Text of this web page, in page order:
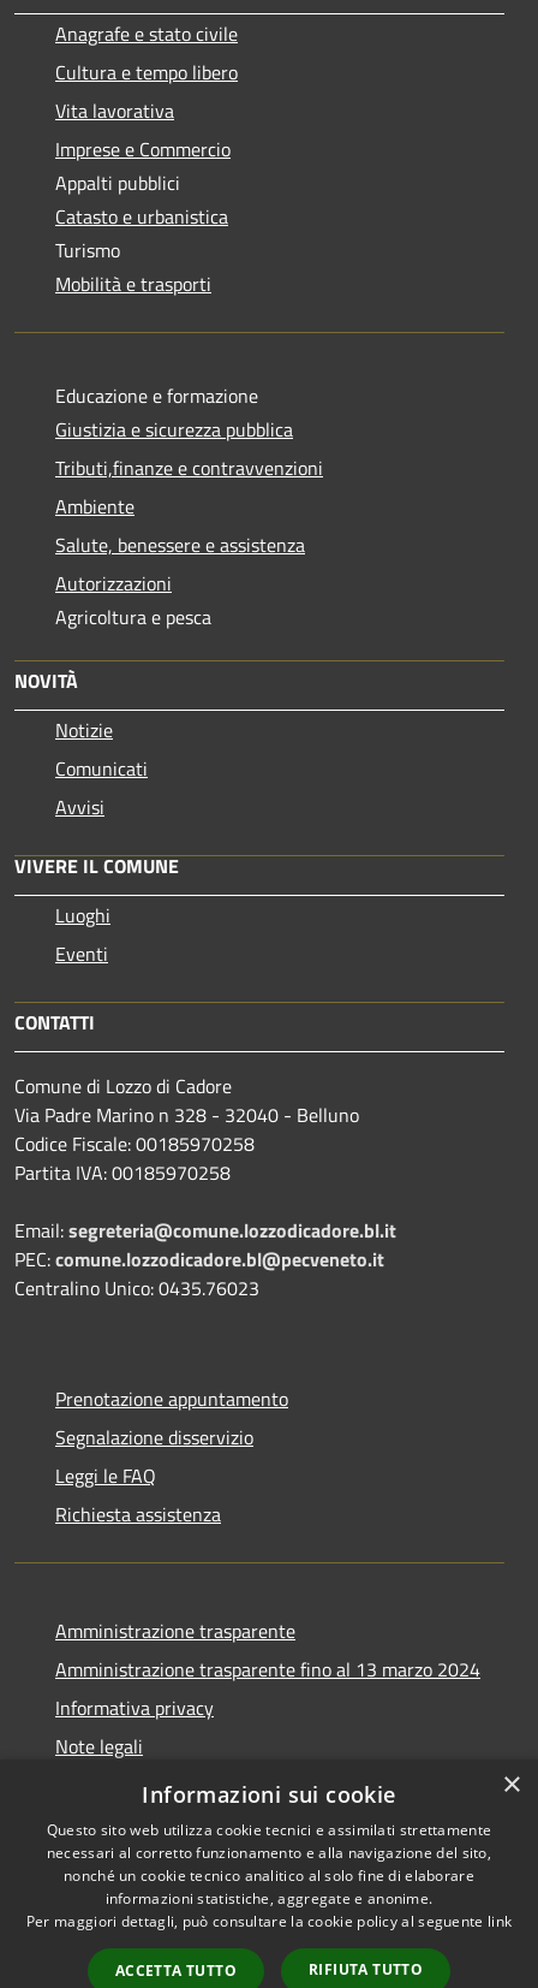
Anagrafe e stato civile
Cultura e tempo libero
Vita lavorativa
Imprese e Commercio
Appalti pubblici
Catasto e urbanistica
Turismo
Mobilità e trasporti
Educazione e formazione
Giustizia e sicurezza pubblica
Tributi,finanze e contravvenzioni
Ambiente
Salute, benessere e assistenza
Autorizzazioni
Agricoltura e pesca
NOVITÀ
Notizie
Comunicati
Avvisi
VIVERE IL COMUNE
Luoghi
Eventi
CONTATTI
Comune di Lozzo di Cadore
Via Padre Marino n 328 - 32040 - Belluno
Codice Fiscale: 00185970258
Partita IVA: 00185970258
Email:segreteria@comune.lozzodicadore.bl.it
PEC:comune.lozzodicadore.bl@pecveneto.it
Centralino Unico: 0435.76023
Prenotazione appuntamento
Segnalazione disservizio
Leggi le FAQ
Richiesta assistenza
Amministrazione trasparente
Amministrazione trasparente fino al 13 marzo 2024
Informativa privacy
Note legali
Dichiarazione di accessibilità
Accessibilità
Copyright © 2026 • Comune di
Lozzo di Cadore • Powered by
Municipium•
Accesso
×
Informazioni sui cookie
Questo sito web utilizza cookie tecnici e assimilati strettamente
necessari al corretto funzionamento e alla navigazione del sito,
nonché un cookie tecnico analitico al solo fine di elaborare
informazioni statistiche, aggregate e anonime.
Per maggiori dettagli, può consultare la cookie policy al seguente link
ACCETTA TUTTO RIFIUTA TUTTO